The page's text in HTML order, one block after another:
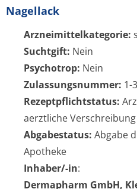
Nagellack
Arzneimittelkategorie:
Suchtgift: Nein
Psychotrop: Nein
Zulassungsnummer: 1-
Rezeptpflichtstatus:
aerztliche Verschreibung
Abgabestatus: Abgabe
Apotheke
Inhaber/-in:
Dermapharm GmbH,